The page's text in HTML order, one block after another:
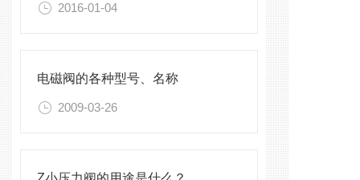
2016-01-04
电磁阀的各种型号、名称
2009-03-26